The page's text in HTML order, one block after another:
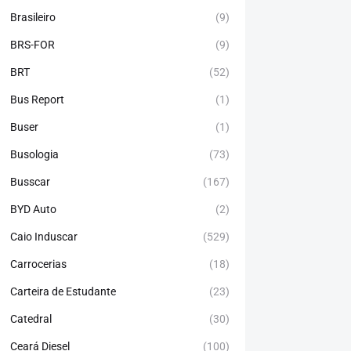
Brasileiro (9)
BRS-FOR (9)
BRT (52)
Bus Report (1)
Buser (1)
Busologia (73)
Busscar (167)
BYD Auto (2)
Caio Induscar (529)
Carrocerias (18)
Carteira de Estudante (23)
Catedral (30)
Ceará Diesel (100)